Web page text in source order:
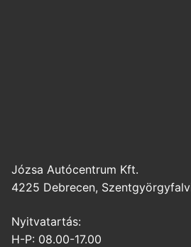
Józsa Autócentrum Kft.
4225 Debrecen,
Nyitvatartás:
H-P: 08.00-17.00